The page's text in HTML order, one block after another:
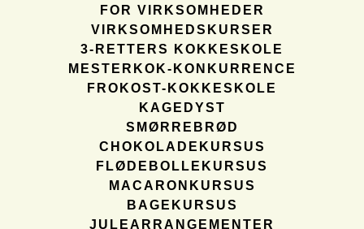
FOR VIRKSOMHEDER
VIRKSOMHEDSKURSER
3-RETTERS KOKKESKOLE
MESTERKOK-KONKURRENCE
FROKOST-KOKKESKOLE
KAGEDYST
SMØRREBRØD
CHOKOLADEKURSUS
FLØDEBOLLEKURSUS
MACARONKURSUS
BAGEKURSUS
JULEARRANGEMENTER